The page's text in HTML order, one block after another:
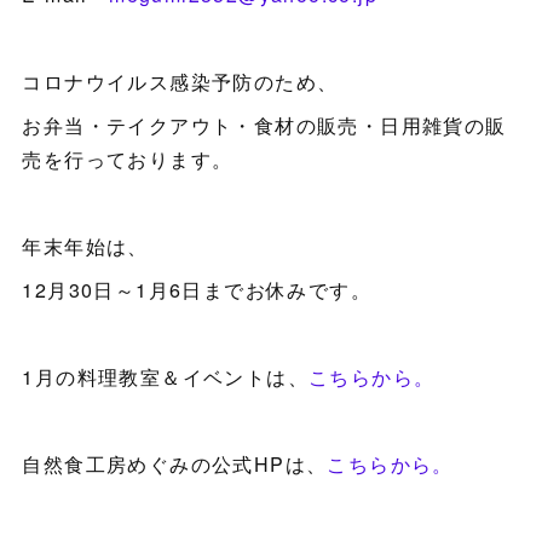
コロナウイルス感染予防のため、
お弁当・テイクアウト・食材の販売・日用雑貨の販
売を行っております。
年末年始は、
12月30日～1月6日までお休みです。
1月の料理教室＆イベントは、 こちらから。
自然食工房めぐみの公式HPは、 こちらから。